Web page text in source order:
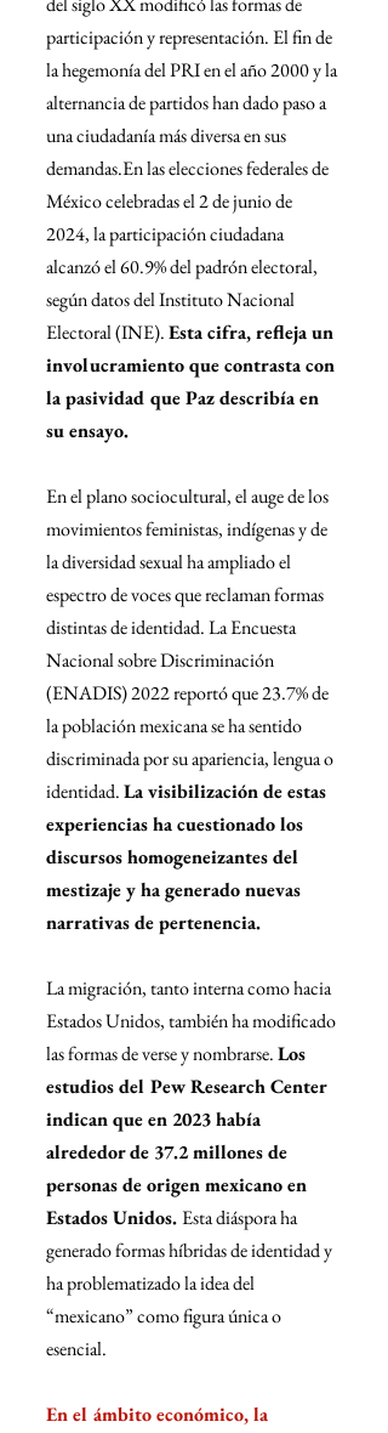
participación y representación. El fin de
la hegemonía del PRI en el año 2000 y la
alternancia de partidos han dado paso a
una ciudadanía más diversa en sus
demandas.En las elecciones federales de
México celebradas el 2 de junio de
2024, la participación ciudadana
alcanzó el 60.9% del padrón electoral,
según datos del Instituto Nacional
Electoral (INE). Esta cifra, refleja un
involucramiento que contrasta con
la pasividad que Paz describía en
su ensayo.
En el plano sociocultural, el auge de los
movimientos feministas, indígenas y de
la diversidad sexual ha ampliado el
espectro de voces que reclaman formas
distintas de identidad. La Encuesta
Nacional sobre Discriminación
(ENADIS) 2022 reportó que 23.7% de
la población mexicana se ha sentido
discriminada por su apariencia, lengua o
identidad. La visibilización de estas
experiencias ha cuestionado los
discursos homogeneizantes del
mestizaje y ha generado nuevas
narrativas de pertenencia.
La migración, tanto interna como hacia
Estados Unidos, también ha modificado
las formas de verse y nombrarse. Los
estudios del Pew Research Center
indican que en 2023 había
alrededor de 37.2 millones de
personas de origen mexicano en
Estados Unidos. Esta diáspora ha
generado formas híbridas de identidad y
ha problematizado la idea del
“mexicano” como figura única o
esencial.
En el ámbito económico, la